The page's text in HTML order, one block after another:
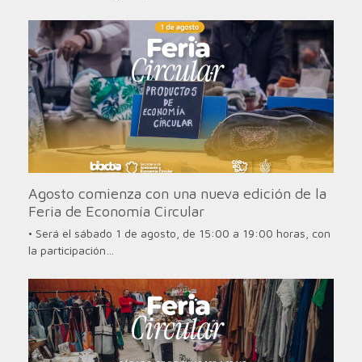
Agosto comienza con una nueva edición de la
Feria de Economía Circular
• Será el sábado 1 de agosto, de 15:00 a 19:00 horas, con
la participación…